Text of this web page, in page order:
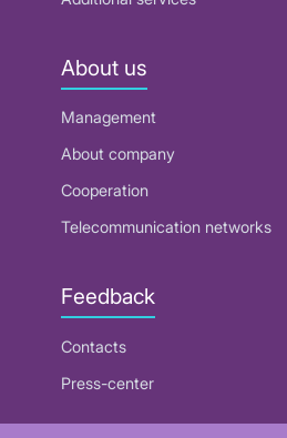
About us
Management
About company
Cooperation
Telecommunication networks
Feedback
Contacts
Press-center